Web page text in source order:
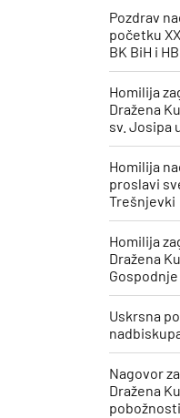
​Pozdrav
početku
BK BiH i
Homilija
Dražena
sv. Josipa
Homilija
proslavi
Trešnjevki
Homilija
Dražena
Uskrsna
​Nagovor
Dražena